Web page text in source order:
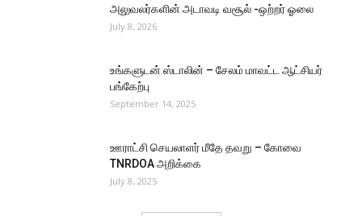
அலுவலர்களின் அடாவடி வசூல் -ஒற்றர் ஓலை
July 8, 2026
உங்களுடன் ஸ்டாலின் – சேலம் மாவட்ட ஆட்சியர்
பங்கேற்பு
September 14, 2025
ஊராட்சி செயலாளர் மீதே தவறு – கோவை
TNRDOA அறிக்கை
July 8, 2025